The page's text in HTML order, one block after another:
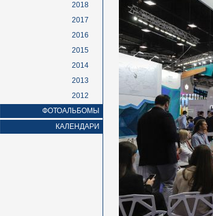
2018
2017
2016
2015
2014
2013
2012
ФОТОАЛЬБОМЫ
КАЛЕНДАРИ